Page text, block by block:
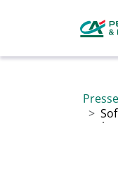
Allez au menu
Allez au contenu
Allez au pied de
Presse